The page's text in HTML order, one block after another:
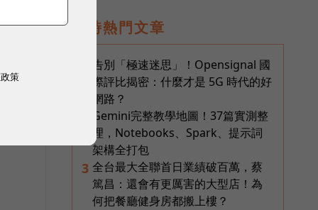
即時熱門文章
告別「極速迷思」！Opensignal 國
際評比揭密：什麼才是 5G 時代的好
網路？
Gemini完整教學地圖！37篇實測整
理，Notebooks、Spark、提示詞
架構全打包
3 全台最大全聯首日業績破百萬，蔡
篤昌：還會有更厲害的大型店！為
何把餐廳健身房都搬上樓？
策